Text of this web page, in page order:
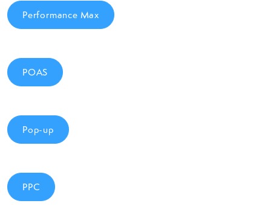
Performance Max
POAS
Pop-up
PPC